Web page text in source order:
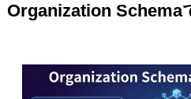
Organization Schema